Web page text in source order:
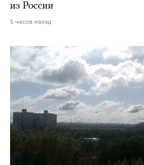
из России
5 часов назад